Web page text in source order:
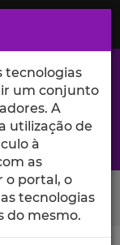
Iscte
tecnologias
um conjunto
A
utilização de
à
as
o portal, o
tecnologias
do mesmo.